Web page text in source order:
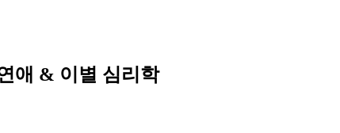
애 & 이 별 심리 학